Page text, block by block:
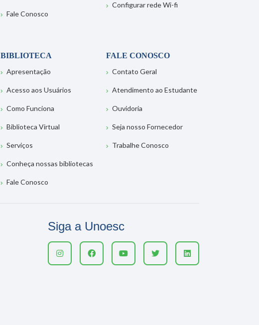
Fale Conosco
Configurar rede Wi-fi
BIBLIOTECA
Apresentação
Acesso aos Usuários
Como Funciona
Biblioteca Virtual
Serviços
Conheça nossas bibliotecas
Fale Conosco
FALE CONOSCO
Contato Geral
Atendimento ao Estudante
Ouvidoria
Seja nosso Fornecedor
Trabalhe Conosco
Siga a Unoesc